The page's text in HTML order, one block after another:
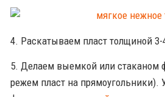
4. Раскатываем пласт толщиной
5. Делаем выемкой или стаканом
режем пласт на прямоугольники).